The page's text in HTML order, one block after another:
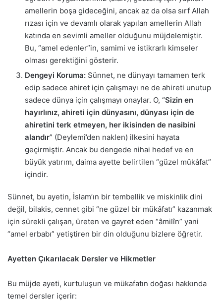
amellerin boşa gideceğini, ancak az da olsa sırf Allah
rızası için ve devamlı olarak yapılan amellerin Allah
katında en sevimli ameller olduğunu müjdelemiştir.
Bu, “amel edenler”in, samimi ve istikrarlı kimseler
olması gerektiğini gösterir.
Dengeyi Koruma: Sünnet, ne dünyayı tamamen terk
edip sadece ahiret için çalışmayı ne de ahireti unutup
sadece dünya için çalışmayı onaylar. O, “Sizin en
hayırlınız, ahireti için dünyasını, dünyası için de
ahiretini terk etmeyen, her ikisinden de nasibini
alandır” (Deylemî’den naklen) ilkesini hayata
geçirmiştir. Ancak bu dengede nihai hedef ve en
büyük yatırım, daima ayette belirtilen “güzel mükâfat”
içindir.
Sünnet, bu ayetin, İslam’ın bir tembellik ve miskinlik dini
değil, bilakis, cennet gibi “ne güzel bir mükâfatı” kazanmak
için sürekli çalışan, üreten ve gayret eden “âmilîn” yani
“amel erbabı” yetiştiren bir din olduğunu bizlere öğretir.
Ayetten Çıkarılacak Dersler ve Hikmetler
Bu müjde ayeti, kurtuluşun ve mükafatın doğası hakkında
temel dersler içerir: